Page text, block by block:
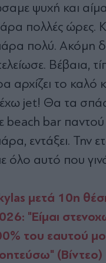
ψυχή και
πολλές ώρες.
πολύ. Ακόμη
Βέβαια,
αρχίζει το καλό
jet! Θα τα
beach bar παντού
εντάξει. Την
όλο αυτό που
μετά 10η
"Είμαι
του εαυτού
(Βίντεο)